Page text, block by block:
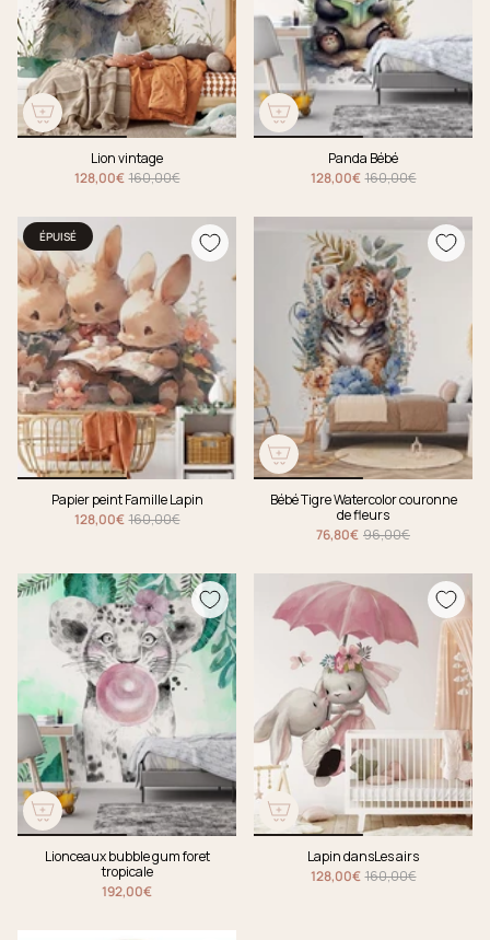
Lion vintage
128,00€ 160,00€
Panda Bébé
128,00€ 160,00€
ÉPUISÉ
Papier peint Famille Lapin
128,00€ 160,00€
Bébé Tigre Watercolor couronne
de fleurs
76,80€ 96,00€
Lionceaux bubble gum foret
tropicale
192,00€
Lapin dansLes airs
128,00€ 160,00€